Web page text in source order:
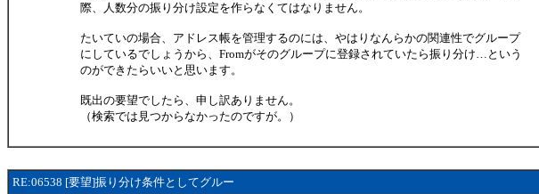
際、人数分の振り分け設定を作らなくてはなりません。
たいていの場合、アドレス帳を管理するのには、やはりなんらかの関連性でグループ
にしているでしょうから、Fromがそのグループに登録されていたら振り分け…という
のができたらいいと思います。
既出の要望でしたら、申し訳ありません。
（検索では見つからなかったのですが。）
RE:06538 [要望]振り分け条件としてグルー